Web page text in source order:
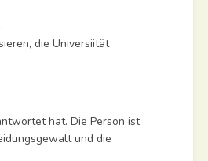
die Universiität
hat. Die Person ist
und die